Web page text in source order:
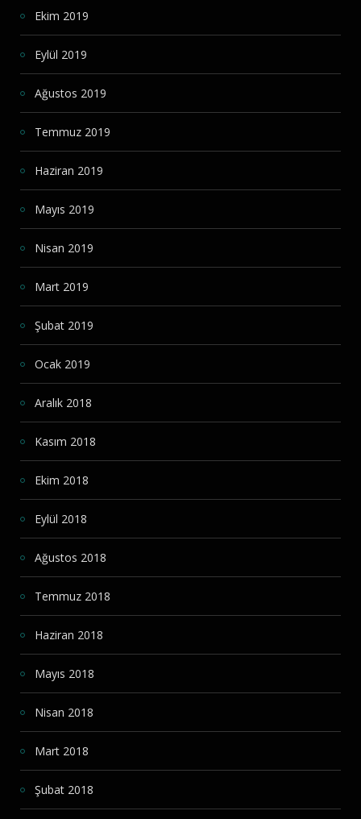
Ekim 2019
Eylül 2019
Ağustos 2019
Temmuz 2019
Haziran 2019
Mayıs 2019
Nisan 2019
Mart 2019
Şubat 2019
Ocak 2019
Aralık 2018
Kasım 2018
Ekim 2018
Eylül 2018
Ağustos 2018
Temmuz 2018
Haziran 2018
Mayıs 2018
Nisan 2018
Mart 2018
Şubat 2018